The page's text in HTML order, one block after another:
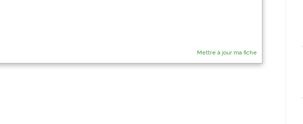
Mettre à jour ma fiche